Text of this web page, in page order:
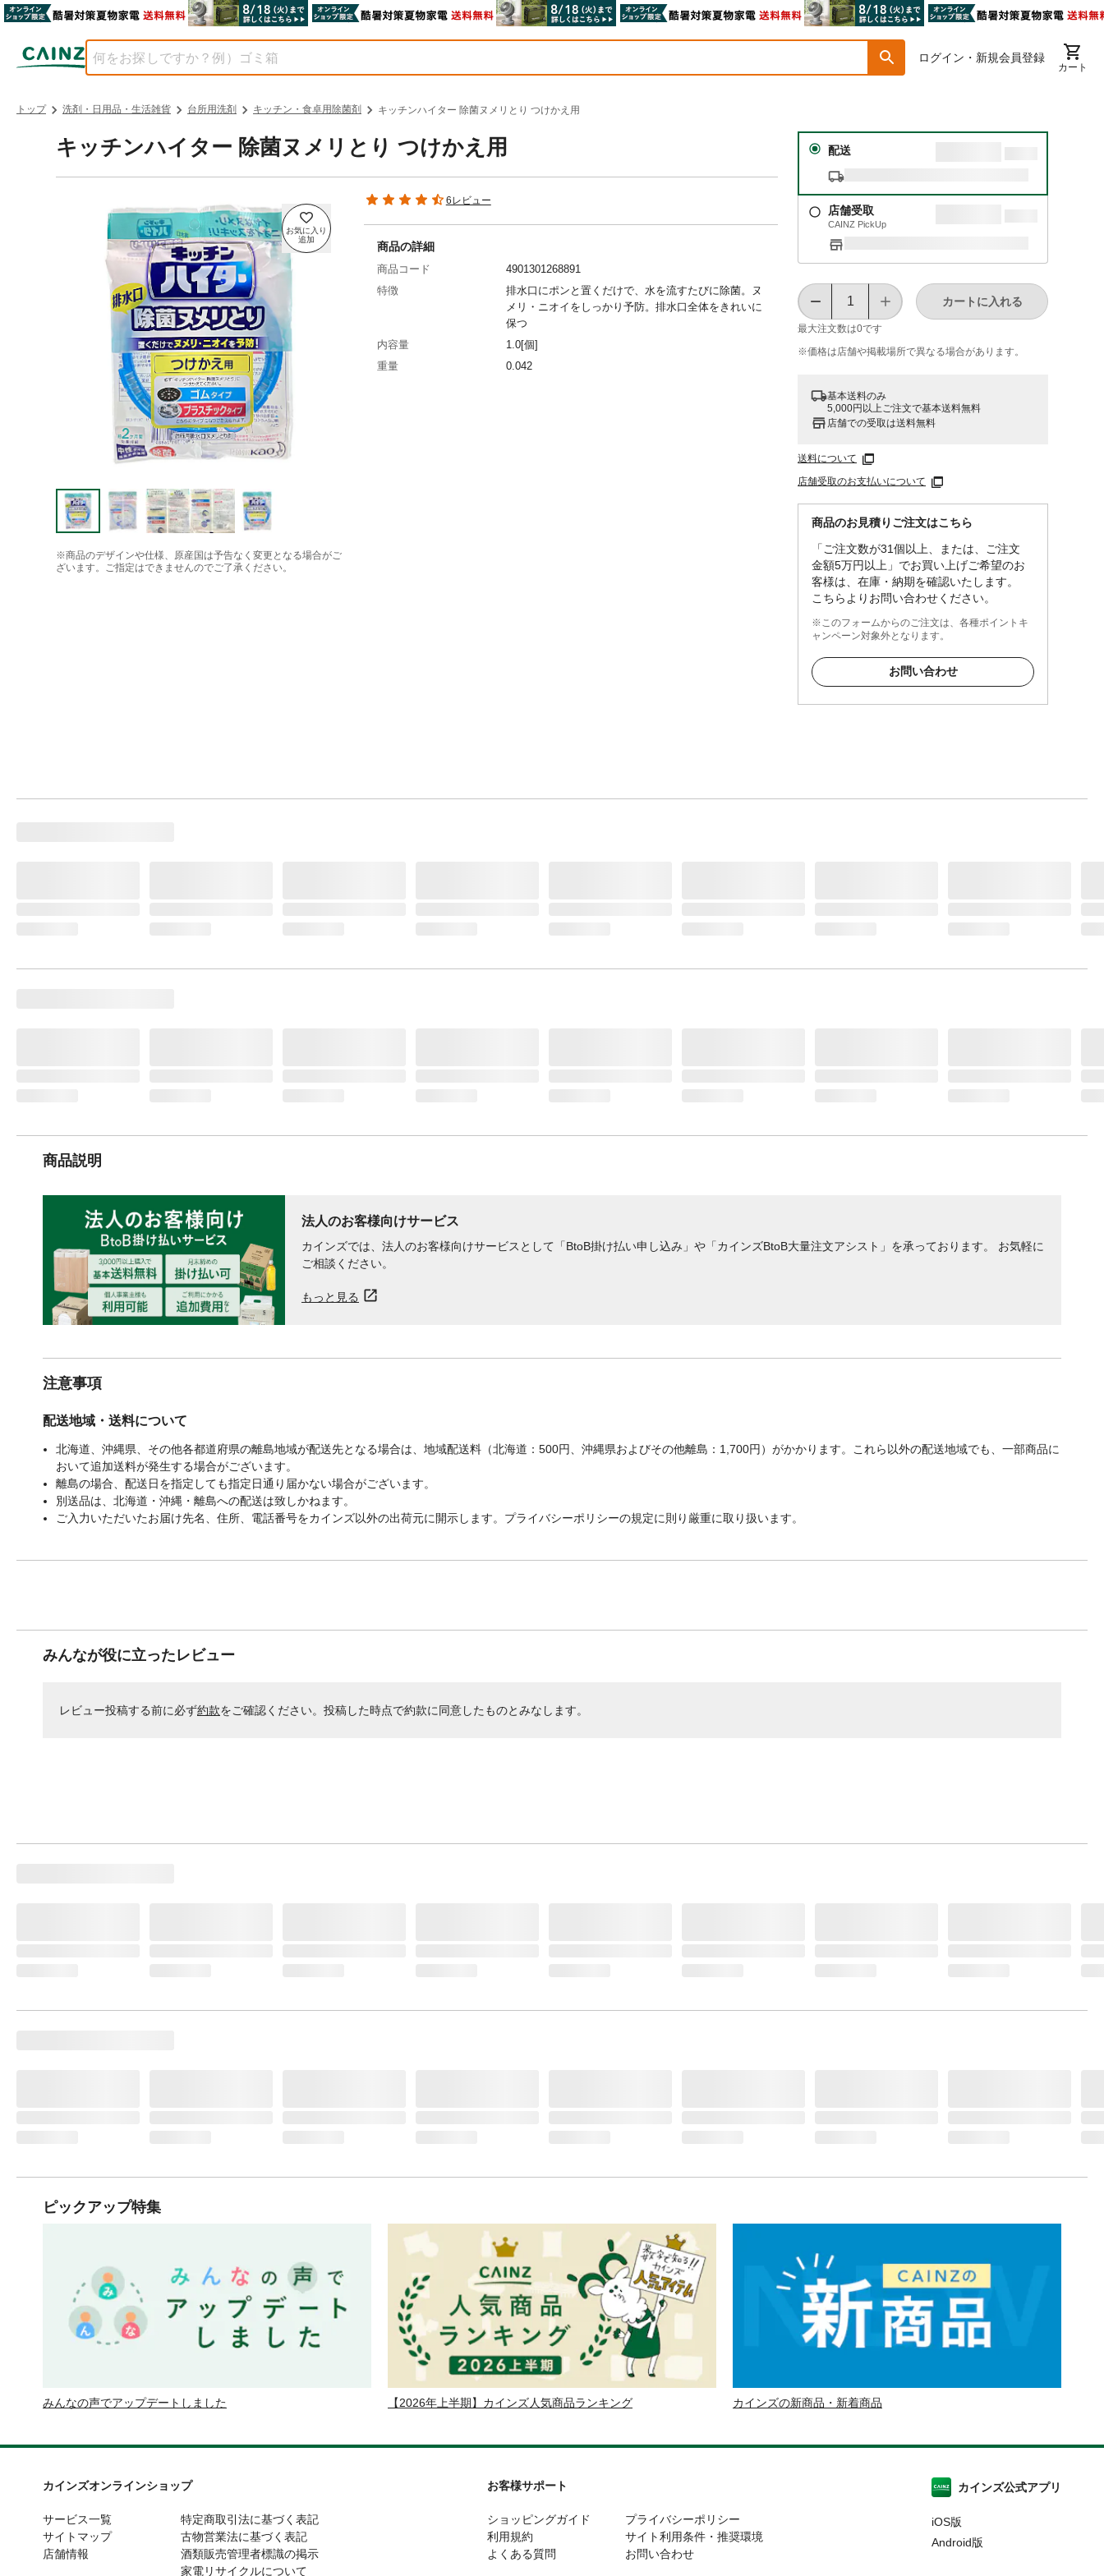
ログイン・新規会員登録
カート
トップ 洗剤・日用品・生活雑貨 台所用洗剤 キッチン・食卓用除菌剤 キッチンハイター 除菌ヌメリとり つけかえ用
キッチンハイター 除菌ヌメリとり つけかえ用
※商品のデザインや仕様、原産国は予告なく変更となる場合がご
ざいます。ご指定はできませんのでご了承ください。
6レビュー
配送
店舗受取
CAINZ PickUp
最大注文数は0です
カートに入れる
※価格は​店舗や​掲載場所で​異なる​場合が​あります。
基本送料のみ
5,000円以上ご注文で基本送料無料
店舗での受取は送料無料
送料について
店舗受取のお支払いについて
商品のお見積りご注文はこちら
「ご注文数が31個以上、または、ご注文
金額5万円以上」でお買い上げご希望のお
客様は、在庫・納期を確認いたします。
こちらよりお問い合わせください。
※このフォームからのご注文は、各種ポイントキ
ャンペーン対象外となります。
お問い合わせ
商品の詳細
商品コード
4901301268891
特徴
排水口にポンと置くだけで、水を流すたびに除菌。ヌ
メリ・ニオイをしっかり予防。排水口全体をきれいに
保つ
内容量
1.0[個]
重量
0.042
商品説明
法人のお客様向けサービス
カインズでは、法人のお客様向けサービスとして「BtoB掛け払い申し込み」や「カインズBtoB大量注文アシスト」を承っております。 お気軽に
ご相談ください。
もっと見る
注意事項
配送地域・送料について
北海道、沖縄県、その他各都道府県の離島地域が配送先となる場合は、地域配送料（北海道：500円、沖縄県およびその他離島：1,700円）がかかります。これら以外の配送地域でも、一部商品に
おいて追加送料が発生する場合がございます。
離島の場合、配送日を指定しても指定日通り届かない場合がございます。
別送品は、北海道・沖縄・離島への配送は致しかねます。
ご入力いただいたお届け先名、住所、電話番号をカインズ以外の出荷元に開示します。プライバシーポリシーの規定に則り厳重に取り扱います。
みんなが役に立ったレビュー
レビュー投稿する前に必ず約款をご確認ください。投稿した時点で約款に同意したものとみなします。
ピックアップ特集
みんなの声でアップデートしました 【2026年上半期】カインズ人気商品ランキング カインズの新商品・新着商品
カインズオンラインショップ
サービス一覧
サイトマップ
店舗情報
特定商取引法に基づく表記
古物営業法に基づく表記
酒類販売管理者標識の掲示
家電リサイクルについて
お客様サポート
ショッピングガイド
利用規約
よくある質問
プライバシーポリシー
サイト利用条件・推奨環境
お問い合わせ
カインズ公式アプリ
iOS版
Android版